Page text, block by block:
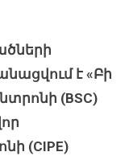
է «Բի
(BSC)
(CIPE)